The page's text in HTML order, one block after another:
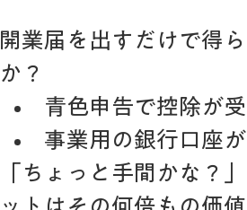
開業届を出すだけで得
か？
青色申告で控除が
事業用の銀行口座
「ちょっと手間かな？